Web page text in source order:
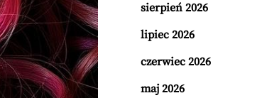
sierpień 2026
lipiec 2026
czerwiec 2026
maj 2026